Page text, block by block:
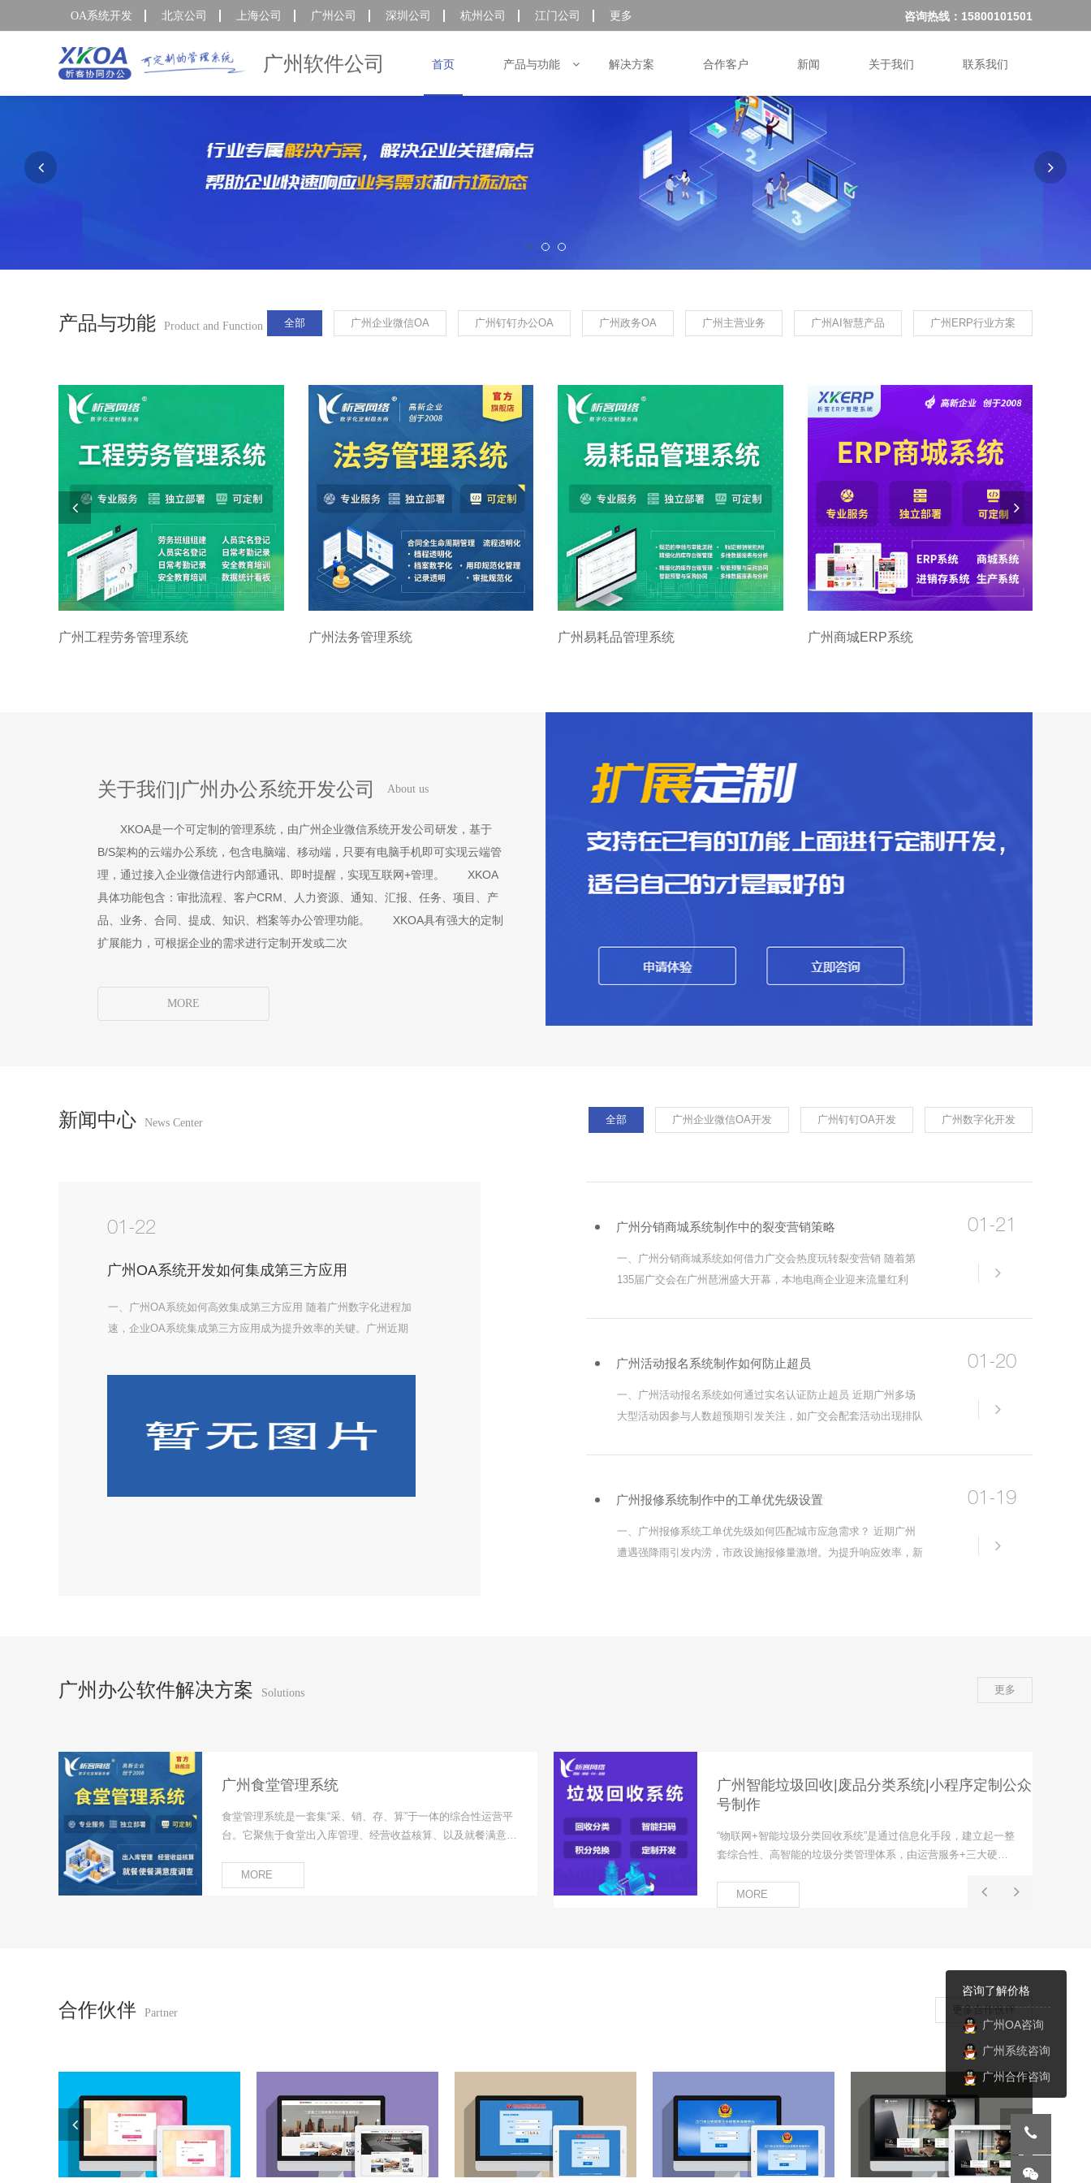
OA系统开发 北京公司 上海公司 广州公司 深圳公司 杭州公司 江门公司 更多 咨询热线：15800101501
广州软件公司
首页
产品与功能 解决方案 合作客户 新闻 关于我们 联系我们
咨询了解价格
广州OA咨询
广州系统咨询
广州合作咨询
产品与功能 Product and Function 全部 广州企业微信OA 广州钉钉办公OA 广州政务OA 广州主营业务 广州AI智慧产品 广州ERP行业方案
广州工程劳务管理系统 广州法务管理系统 广州易耗品管理系统 广州商城ERP系统
关于我们|广州办公系统开发公司 About us
XKOA是一个可定制的管理系统，由广州企业微信系统开发公司研发，基于
B/S架构的云端办公系统，包含电脑端、移动端，只要有电脑手机即可实现云端管
理，通过接入企业微信进行内部通讯、即时提醒，实现互联网+管理。 XKOA
具体功能包含：审批流程、客户CRM、人力资源、通知、汇报、任务、项目、产
品、业务、合同、提成、知识、档案等办公管理功能。 XKOA具有强大的定制
扩展能力，可根据企业的需求进行定制开发或二次
MORE
新闻中心 News Center 全部 广州企业微信OA开发 广州钉钉OA开发 广州数字化开发
01-22
广州OA系统开发如何集成第三方应用
一、广州OA系统如何高效集成第三方应用 随着广州数字化进程加
速，企业OA系统集成第三方应用成为提升效率的关键。广州近期
01-21
广州分销商城系统制作中的裂变营销策略
一、广州分销商城系统如何借力广交会热度玩转裂变营销 随着第
135届广交会在广州琶洲盛大开幕，本地电商企业迎来流量红利
略，将会展期间激增的线下
详情
01-20
广州活动报名系统制作如何防止超员
一、广州活动报名系统如何通过实名认证防止超员 近期广州多场
大型活动因参与人数超预期引发关注，如广交会配套活动出现排队
能，通过身份证绑定和人脸
详情
01-19
广州报修系统制作中的工单优先级设置
一、广州报修系统工单优先级如何匹配城市应急需求？ 近期广州
遭遇强降雨引发内涝，市政设施报修量激增。为提升响应效率，新
详情
广州办公软件解决方案 Solutions 更多
广州食堂管理系统
食堂管理系统是一套集“采、销、存、算”于一体的综合性运营平
台。它聚焦于食堂出入库管理、经营收益核算、以及就餐满意度
透明化。该方案帮助企业或学校构建规范、可追溯的食堂管理体
系，确保食品安全，优化经营决策。
MORE
广州智能垃圾回收|废品分类系统|小程序定制公众
号制作
“物联网+智能垃圾分类回收系统”是通过信息化手段，建立起一整
套综合性、高智能的垃圾分类管理体系，由运营服务+三大硬件
收箱）+云服务平台+移动平台组成。
MORE
合作伙伴 Partner 更多合作伙伴